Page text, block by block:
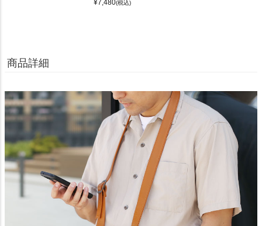
¥ 7,480(税込)
商品詳細